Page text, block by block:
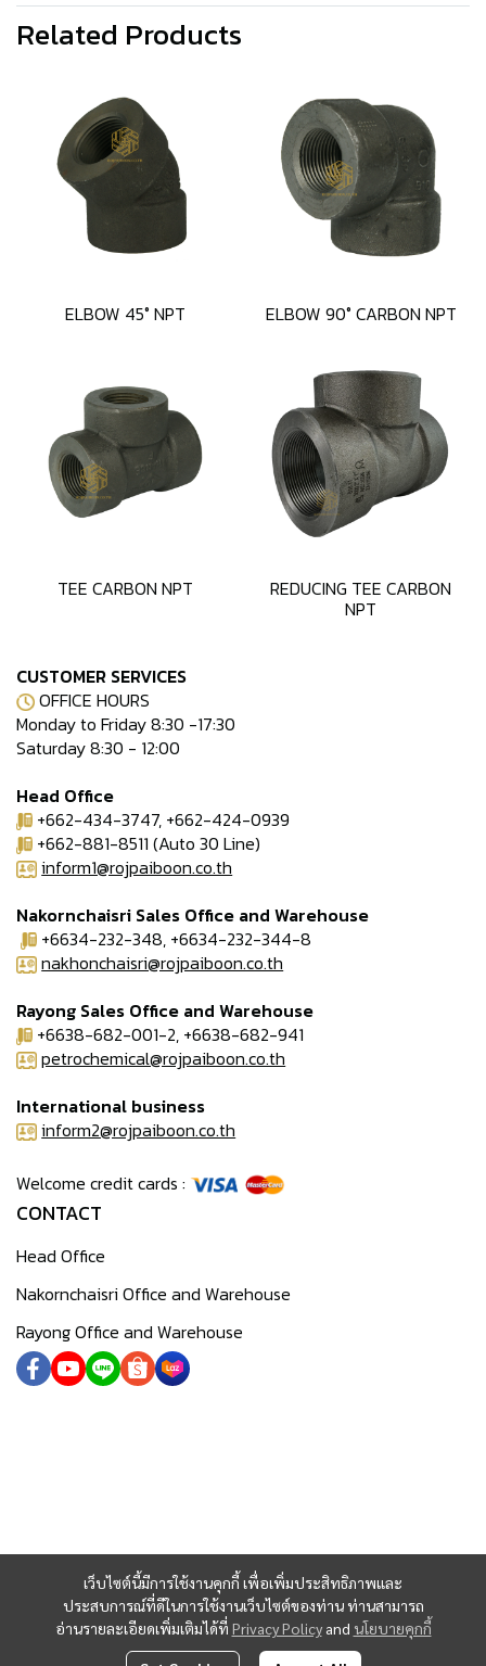
Related Products
ELBOW 45° NPT ELBOW 90° CARBON NPT
TEE CARBON NPT REDUCING TEE CARBON
NPT
เว็บไซต์นี้มีการใช้งานคุกกี้ เพื่อเพิ่มประสิทธิภาพและ
ประสบการณ์ที่ดีในการใช้งานเว็บไซต์ของท่าน ท่านสามารถ
อ่านรายละเอียดเพิ่มเติมได้ที่ Privacy Policy and นโยบายคุกกี้
CUSTOMER SERVICES
OFFICE HOURS
Monday to Friday 8:30 -17:30
Saturday 8:30 - 12:00
Head Office
+662-434-3747, +662-424-0939
+662-881-8511 (Auto 30 Line)
inform1@rojpaiboon.co.th
Nakornchaisri Sales Office and Warehouse
+6634-232-348, +6634-232-344-8
nakhonchaisri@rojpaiboon.co.th
Rayong Sales Office and Warehouse
+6638-682-001-2, +6638-682-941
petrochemical@rojpaiboon.co.th
International business
inform2@rojpaiboon.co.th
Welcome credit cards :
CONTACT
Head Office
Nakornchaisri Office and Warehouse
Rayong Office and Warehouse